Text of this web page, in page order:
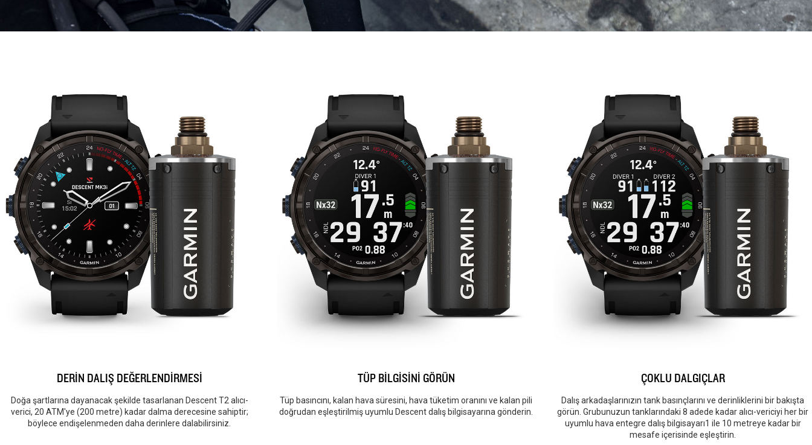
DERİN DALIŞ DEĞERLENDİRMESİ
Doğa şartlarına dayanacak şekilde tasarlanan Descent T2 alıcı-
verici, 20 ATM'ye (200 metre) kadar dalma derecesine sahiptir;
böylece endişelenmeden daha derinlere dalabilirsiniz.
TÜP BİLGİSİNİ GÖRÜN
Tüp basıncını, kalan hava süresini, hava tüketim oranını ve kalan pili
doğrudan eşleştirilmiş uyumlu Descent dalış bilgisayarına gönderin.
ÇOKLU DALGIÇLAR
Dalış arkadaşlarınızın tank basınçlarını ve derinliklerini bir bakışta
görün. Grubunuzun tanklarındaki 8 adede kadar alıcı-vericiyi her bir
uyumlu hava entegre dalış bilgisayarı1 ile 10 metreye kadar bir
mesafe içerisinde eşleştirin.